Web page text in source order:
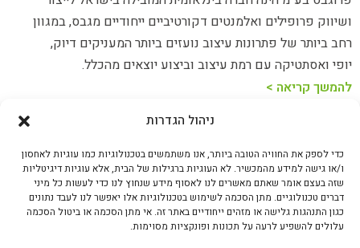
ניהול הגדרות
כדי לספק את החוויה הטובה ביותר, אנו משתמשים בטכנולוגיות כמו עוגיות לאחסון
ו/או גישה למידע מהמכשיר. לא העוגיות ברגילות של הבית, אלא עוגיות דיגיטליות
שזה בעצם אומר שאתם מאשרים לנו לאסוף מידע שנחוץ לנו כדי לעשות כל מיני
דברים טכנולוגיים. מתן הסכמה לשימוש בטכנולוגיות אלו יאפשר לנו לעבד נתונים
כגון התנהגות גלישה או מזהים ייחודיים באתר זה. אי מתן הסכמה או ביטול הסכמה
עלולים להשפיע לרעה על תכונות ופונקציות מסוימות.
ושיווק פרופילים ואלמנטים דקורטיביים ייחודיים מגבס, במגוון
רחב ביותר של פתרונות עיצוב נועזים ביותר המעניקים דיוק,
יופי ואסתטיקה עם רמת עיצוב וביצוע יוצאים מהכלל.
להמשך קריאה >
טלפון: 073-8020094
sales@progeves.co.il | צחי מרום | סמנכ"ל שיווק ומכירות
sales1@progeves.co.il | ברוך לומר | מנהל מכירות